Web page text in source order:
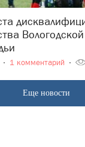
1 комментарий
Еще новости